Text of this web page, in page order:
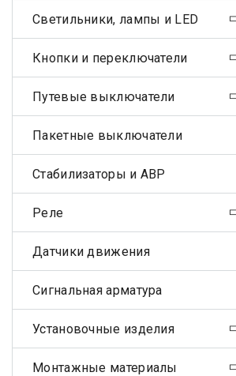
Светильники, лампы и LED
Кнопки и переключатели
Путевые выключатели
Пакетные выключатели
Стабилизаторы и АВР
Реле
Датчики движения
Сигнальная арматура
Установочные изделия
Монтажные материалы